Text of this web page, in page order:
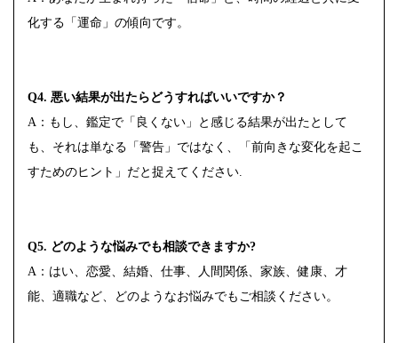
化する「運命」の傾向です。
Q4. 悪い結果が出たらどうすればいいですか？
A：もし、鑑定で「良くない」と感じる結果が出たとして
も、それは単なる「警告」ではなく、「前向きな変化を起こ
すためのヒント」だと捉えてください.
Q5. どのような悩みでも相談できますか?
A：はい、恋愛、結婚、仕事、人間関係、家族、健康、才
能、適職など、どのようなお悩みでもご相談ください。